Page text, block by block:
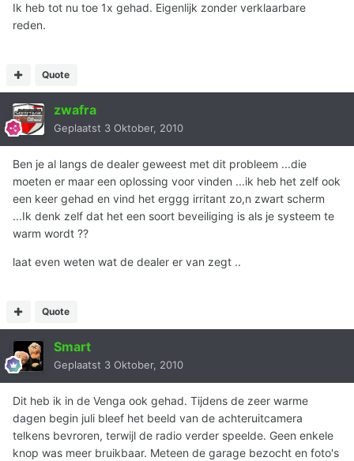
Ik heb tot nu toe 1x gehad. Eigenlijk zonder verklaarbare
reden.
Quote
zwafra
Geplaatst 3 Oktober, 2010
Ben je al langs de dealer geweest met dit probleem ...die
moeten er maar een oplossing voor vinden ...ik heb het zelf ook
een keer gehad en vind het erggg irritant zo,n zwart scherm
...Ik denk zelf dat het een soort beveiliging is als je systeem te
warm wordt ??
laat even weten wat de dealer er van zegt ..
Quote
Smart
Geplaatst 3 Oktober, 2010
Dit heb ik in de Venga ook gehad. Tijdens de zeer warme
dagen begin juli bleef het beeld van de achteruitcamera
telkens bevroren, terwijl de radio verder speelde. Geen enkele
knop was meer bruikbaar. Meteen de garage bezocht en foto's